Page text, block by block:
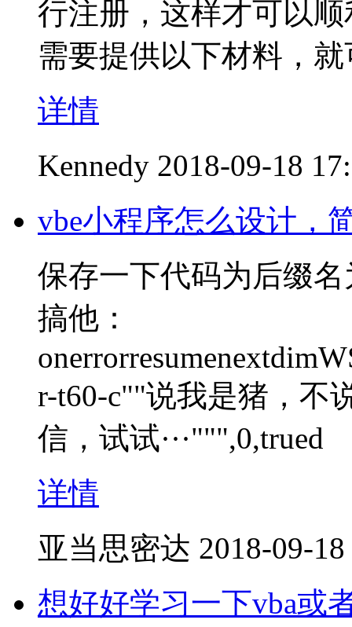
行注册，这样才可以
需要提供以下材料，
详情
Kennedy 2018-09-18
vbe小程序怎么设计，
保存一下代码为后缀
搞他：
r-t60-c""说我是猪，不
信，试试···""",0,trued
详情
亚当思密达 2018-09-
想好好学习一下vba或